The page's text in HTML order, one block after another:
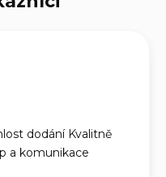
dodání Kvalitně
a komunikace